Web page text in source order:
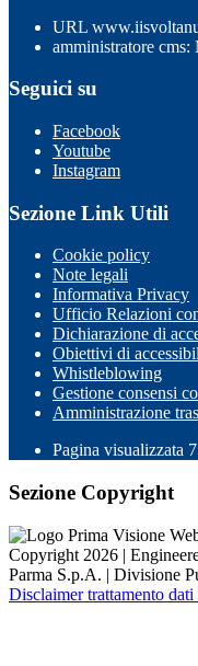
URL
amministratore cms:
Seguici su
Facebook
Youtube
Instagram
Sezione Link Utili
Cookie policy
Note legali
Informativa Privacy
Ufficio Relazioni
Dichiarazione di
Obiettivi di
Whistleblowing
Gestione consensi
Amministrazione
Pagina visualizzata
Sezione Copyright
Copyright 2026 |
Parma S.p.A. | Divisione
Disclaimer trattamento dati